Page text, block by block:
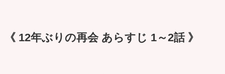
《 12年ぶりの再会 あらすじ 1～2話 》